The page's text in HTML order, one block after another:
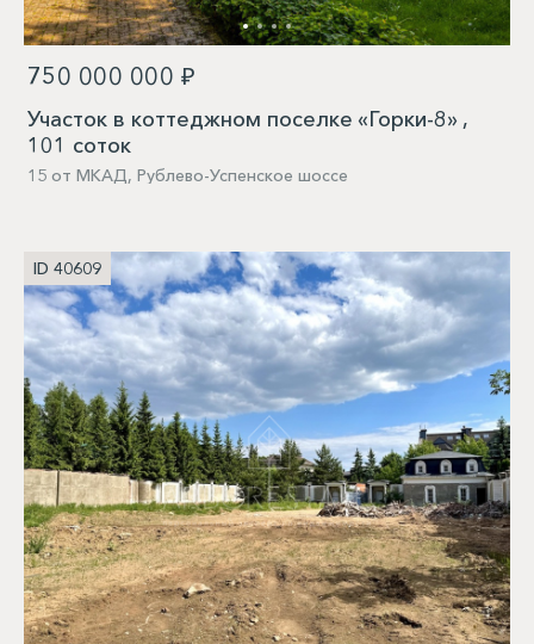
750 000 000 ₽
Участок в коттеджном поселке «Горки-8» ,
101 соток
15 от МКАД, Рублево-Успенское шоссе
ID 40609